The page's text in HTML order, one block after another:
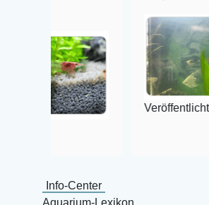
Veröffentlicht auf
Info-Center
Aquarium-Lexikon